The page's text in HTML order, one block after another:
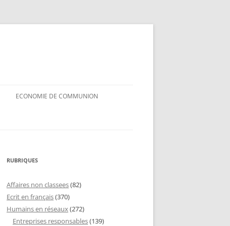
ECONOMIE DE COMMUNION
RUBRIQUES
Affaires non classees(82)
Ecrit en français(370)
Humains en réseaux(272)
Entreprises responsables(139)